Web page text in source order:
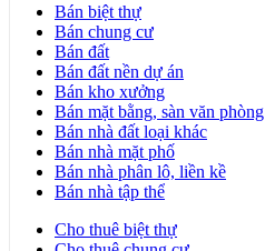
Bán biệt thự
Bán chung cư
Bán đất
Bán đất nền dự án
Bán kho xưởng
Bán mặt bằng, sàn văn phòng
Bán nhà đất loại khác
Bán nhà mặt phố
Bán nhà phân lô, liền kề
Bán nhà tập thể
Cho thuê biệt thự